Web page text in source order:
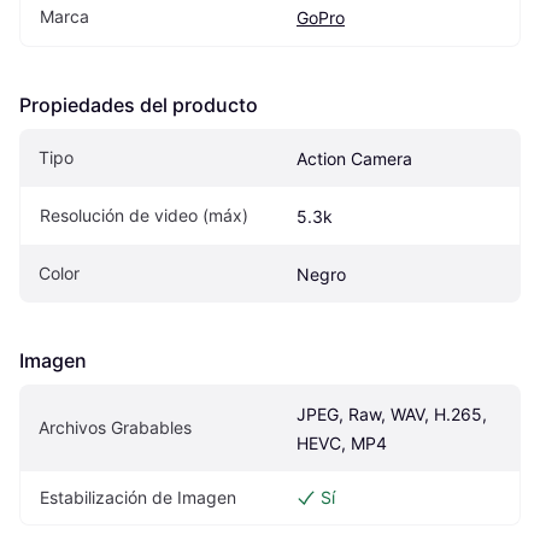
Marca GoPro
Propiedades del producto
Tipo Action Camera
Resolución de video (máx) 5.3k
Color Negro
Imagen
Archivos Grabables
JPEG, Raw, WAV, H.265,
HEVC, MP4
Estabilización de Imagen Sí